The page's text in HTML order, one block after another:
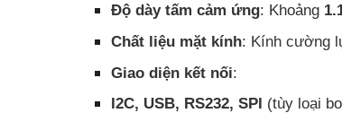
Độ dày tấm cảm ứng: Khoảng
Chất liệu mặt kính: Kính cường
Giao diện kết nối:
I2C, USB, RS232, SPI (tùy loại